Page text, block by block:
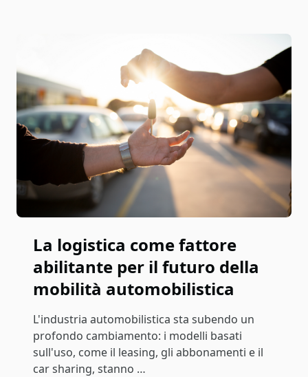
La logistica come fattore
abilitante per il futuro della
mobilità automobilistica
L'industria automobilistica sta subendo un
profondo cambiamento: i modelli basati
sull'uso, come il leasing, gli abbonamenti e il
car sharing, stanno …